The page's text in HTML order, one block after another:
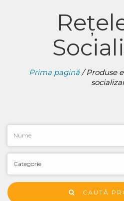
Prima pagină/ Produse
CAUTĂ